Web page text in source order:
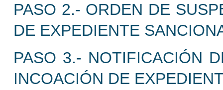
PASO 2.- ORDEN DE
DE EXPEDIENTE
PASO 3.- NOTIFICACIÓN
INCOACIÓN DE